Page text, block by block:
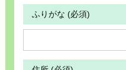
ふりがな (必須)